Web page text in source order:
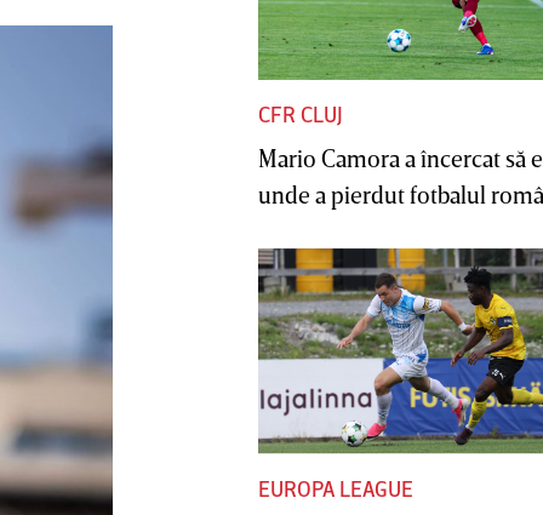
CFR CLUJ
Mario Camora a încercat să
unde a pierdut fotbalul
EUROPA LEAGUE